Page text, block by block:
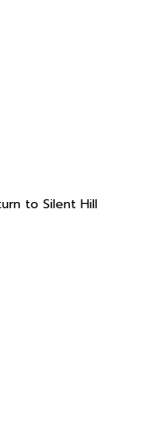
to Silent Hill